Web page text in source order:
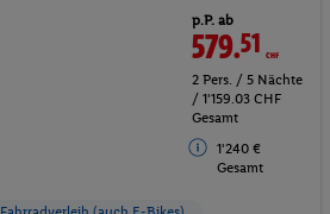
p.P. ab
579.51 CHF
2 Pers. / 5 Nächte
/ 1'159.03 CHF
Gesamt
1'240 €
Gesamt